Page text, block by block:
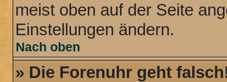
meist oben auf der Seite
Einstellungen ändern.
Nach oben
» Die Forenuhr geht